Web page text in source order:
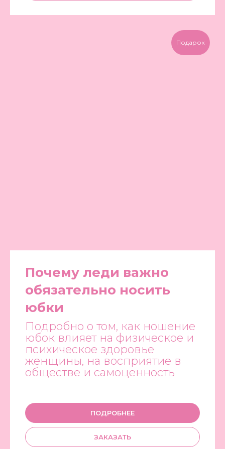
Подарок
Почему леди важно
обязательно носить
юбки
Подробно о том, как ношение
юбок влияет на физическое и
психическое здоровье
женщины, на восприятие в
обществе и самоценность
ПОДРОБНЕЕ
ЗАКАЗАТЬ